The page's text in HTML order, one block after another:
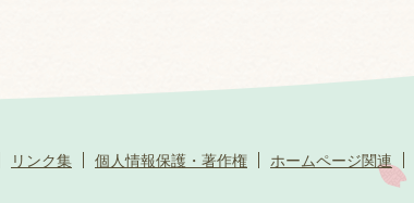
リンク集 個人情報保護・著作権 ホームページ関連